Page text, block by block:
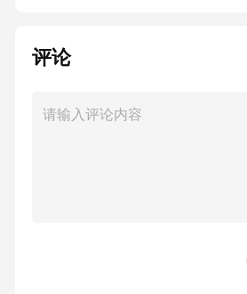
象。保守学校机密，不得泄露
校组织的各项会议、培训和活
家长或其他利益相关方的贿
公正公平地处理学校的各项
评论